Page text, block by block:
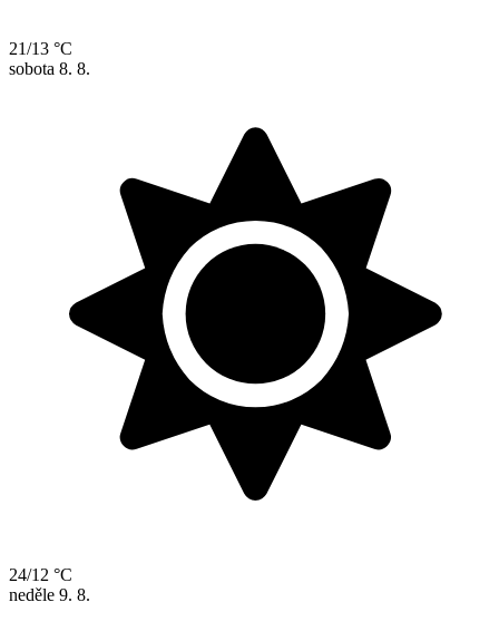
21/13 °C
sobota 8. 8.
24/12 °C
neděle 9. 8.